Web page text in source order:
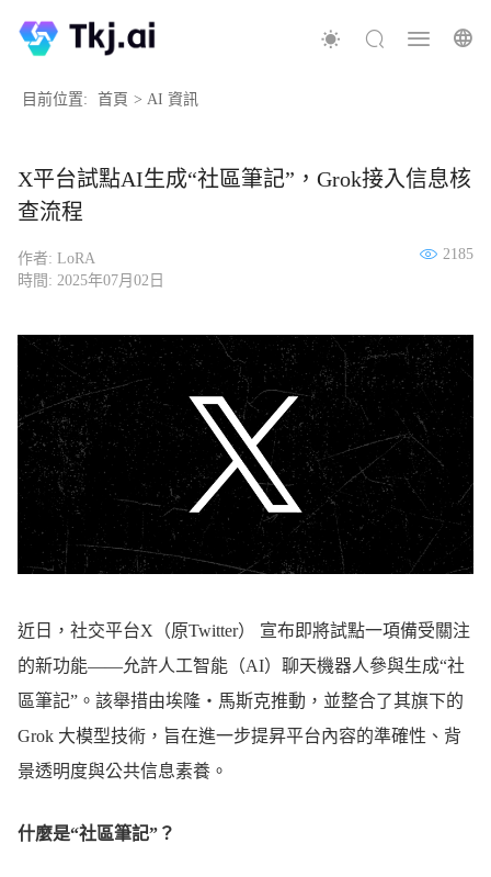
目前位置: 首頁 > AI 資訊
X平台試點AI生成“社區筆記”，Grok接入信息核
查流程
作者: LoRA
時間: 2025年07月02日
2185
近日，社交平台X（原Twitter） 宣布即將試點一項備受關注
的新功能——允許人工智能（AI）聊天機器人參與生成“社
區筆記”。該舉措由埃隆・馬斯克推動，並整合了其旗下的
Grok 大模型技術，旨在進一步提昇平台內容的準確性、背
景透明度與公共信息素養。
什麼是“社區筆記”？